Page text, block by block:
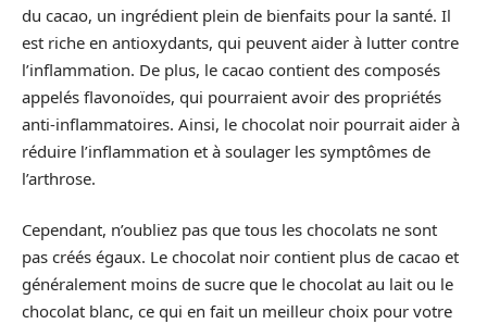
du cacao, un ingrédient plein de bienfaits pour la santé. Il
est riche en antioxydants, qui peuvent aider à lutter contre
l’inflammation. De plus, le cacao contient des composés
appelés flavonoïdes, qui pourraient avoir des propriétés
anti-inflammatoires. Ainsi, le chocolat noir pourrait aider à
réduire l’inflammation et à soulager les symptômes de
l’arthrose.
Cependant, n’oubliez pas que tous les chocolats ne sont
pas créés égaux. Le chocolat noir contient plus de cacao et
généralement moins de sucre que le chocolat au lait ou le
chocolat blanc, ce qui en fait un meilleur choix pour votre